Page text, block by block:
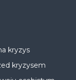
kryzys
kryzysem